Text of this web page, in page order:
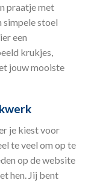
praatje met
simpele stoel
een
krukjes,
jouw mooiste
je kiest voor
te veel om op te
op de website
hen. Jij bent